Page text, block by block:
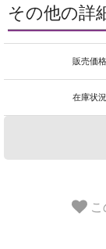
その他の詳
販売価格
在庫状況